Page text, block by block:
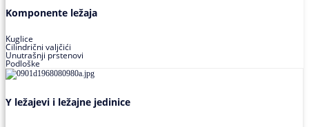
Komponente ležaja
Kuglice
Cilindrični valjčići
Unutrašnji prstenovi
Podloške
Y ležajevi i ležajne jedinice